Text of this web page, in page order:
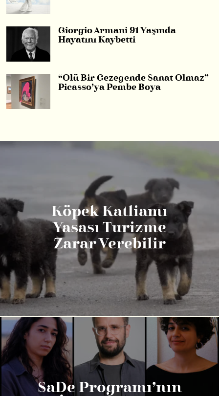
Giorgio Armani 91 Yaşında
Hayatını Kaybetti
“Ölü Bir Gezegende Sanat Olmaz”
Picasso’ya Pembe Boya
Köpek Katliamı
Yasası Turizme
Zarar Verebilir
SaDe Programı’nın